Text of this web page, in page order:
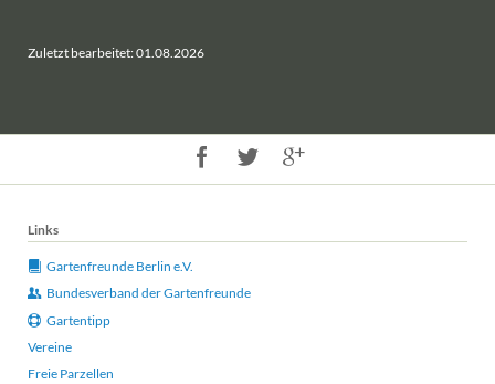
Zuletzt bearbeitet: 01.08.2026
Links
Gartenfreunde Berlin e.V.
Bundesverband der Gartenfreunde
Gartentipp
Vereine
Freie Parzellen